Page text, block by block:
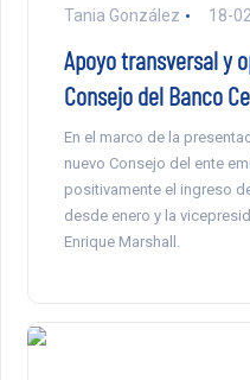
Tania González 18-
Apoyo transversal y
Consejo del Banco
En el marco de la
nuevo Consejo del ente
positivamente el ingreso
desde enero y la
Enrique Marshall.